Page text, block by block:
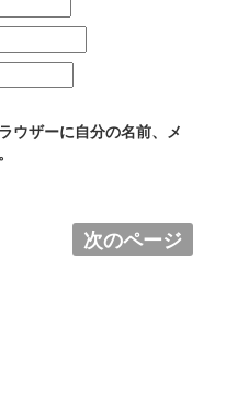
ウザーに自分の名前、メ
次のページ